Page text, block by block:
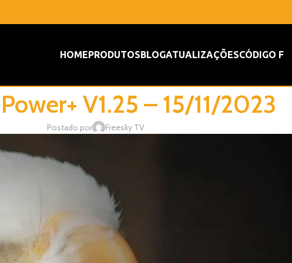
HOMEPRODUTOSBLOGATUALIZAÇÕESCÓDIGO F
V1.25 – 15/11/2023
Postado por Freesky TV